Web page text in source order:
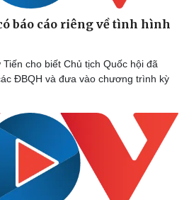
báo cáo riêng về tình hình
cho biết Chủ tịch Quốc hội đã
ĐBQH và đưa vào chương trình kỳ